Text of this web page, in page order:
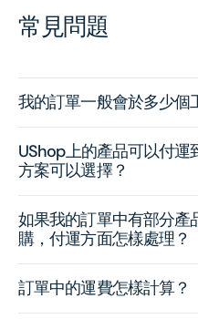
常見問題
我的訂單一般會於多少個
UShop上的產品可以付
方案可以選擇？
如果我的訂單中有部分產
購，付運方面怎樣處理？
訂單中的運費怎樣計算？